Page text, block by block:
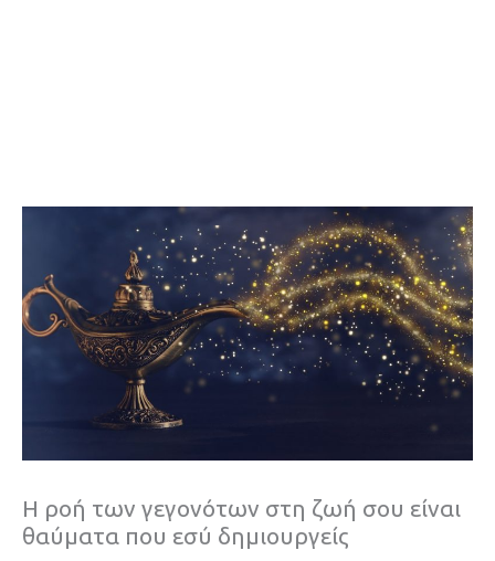
Η ροή των γεγονότων στη ζωή σου είναι
θαύματα που εσύ δημιουργείς